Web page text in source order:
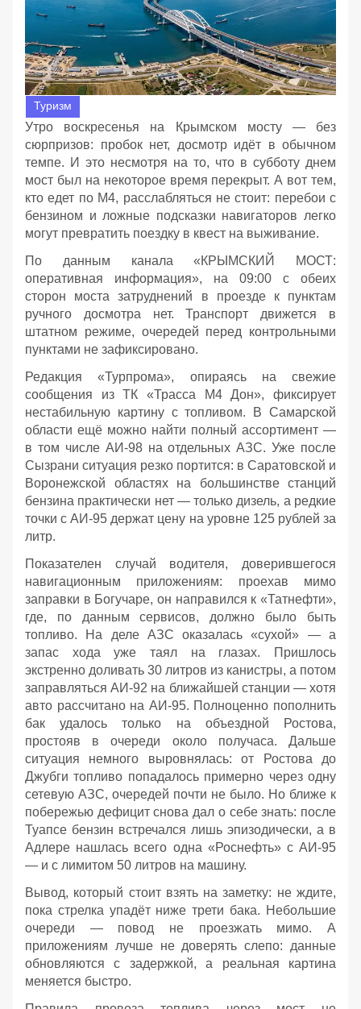
Туризм
Утро воскресенья на Крымском мосту — без
сюрпризов: пробок нет, досмотр идёт в обычном
темпе. И это несмотря на то, что в субботу днем
мост был на некоторое время перекрыт. А вот тем,
кто едет по М4, расслабляться не стоит: перебои с
бензином и ложные подсказки навигаторов легко
могут превратить поездку в квест на выживание.
По данным канала «КРЫМСКИЙ МОСТ:
оперативная информация», на 09:00 с обеих
сторон моста затруднений в проезде к пунктам
ручного досмотра нет. Транспорт движется в
штатном режиме, очередей перед контрольными
пунктами не зафиксировано.
Редакция «Турпрома», опираясь на свежие
сообщения из ТК «Трасса М4 Дон», фиксирует
нестабильную картину с топливом. В Самарской
области ещё можно найти полный ассортимент —
в том числе АИ‑98 на отдельных АЗС. Уже после
Сызрани ситуация резко портится: в Саратовской и
Воронежской областях на большинстве станций
бензина практически нет — только дизель, а редкие
точки с АИ‑95 держат цену на уровне 125 рублей за
литр.
Показателен случай водителя, доверившегося
навигационным приложениям: проехав мимо
заправки в Богучаре, он направился к «Татнефти»,
где, по данным сервисов, должно было быть
топливо. На деле АЗС оказалась «сухой» — а
запас хода уже таял на глазах. Пришлось
экстренно доливать 30 литров из канистры, а потом
заправляться АИ‑92 на ближайшей станции — хотя
авто рассчитано на АИ‑95. Полноценно пополнить
бак удалось только на объездной Ростова,
простояв в очереди около получаса. Дальше
ситуация немного выровнялась: от Ростова до
Джубги топливо попадалось примерно через одну
сетевую АЗС, очередей почти не было. Но ближе к
побережью дефицит снова дал о себе знать: после
Туапсе бензин встречался лишь эпизодически, а в
Адлере нашлась всего одна «Роснефть» с АИ‑95
— и с лимитом 50 литров на машину.
Вывод, который стоит взять на заметку: не ждите,
пока стрелка упадёт ниже трети бака. Небольшие
очереди — повод не проезжать мимо. А
приложениям лучше не доверять слепо: данные
обновляются с задержкой, а реальная картина
меняется быстро.